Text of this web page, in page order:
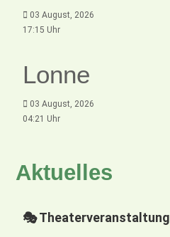
03 August, 2026
17:15 Uhr
Lonne
03 August, 2026
04:21 Uhr
Aktuelles
🎭 Theaterveranstaltung